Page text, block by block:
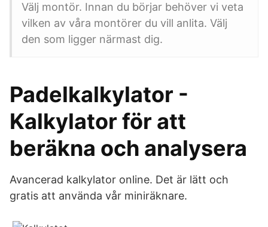
Välj montör. Innan du börjar behöver vi veta
vilken av våra montörer du vill anlita. Välj
den som ligger närmast dig.
Padelkalkylator -
Kalkylator för att
beräkna och analysera
Avancerad kalkylator online. Det är lätt och
gratis att använda vår miniräknare.